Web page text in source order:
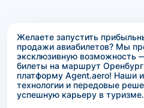
Желаете запустить
продажи авиабилетов? Мы
эксклюзивную возможность
билеты на маршрут
платформу Agent.aero! Наши
технологии и передовые
успешную карьеру в туризме.